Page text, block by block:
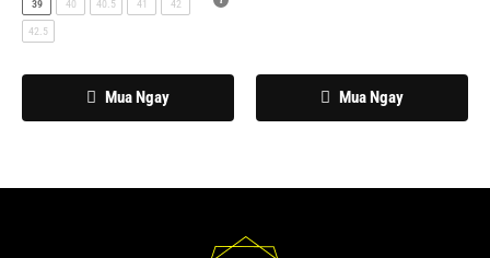
Mua Ngay
thể
được
chọn
trang
39 40 40.5 41 42
42.5
Mua Ngay
chọn
trang